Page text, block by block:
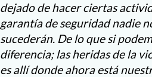
dejado de hacer ciertas
garantía de seguridad nadie
sucederán. De lo que si
diferencia; las heridas de la
es allí donde ahora está